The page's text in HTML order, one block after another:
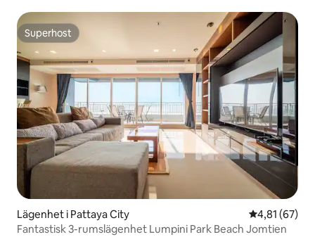
strand + gågata + shoppingcenter
Superhost
Superhost
Lägenhet i Pattaya City 4,81 av 5 i
4,81 (67)
Fantastisk 3-rumslägenhet Lumpini Park Beach Jomtien